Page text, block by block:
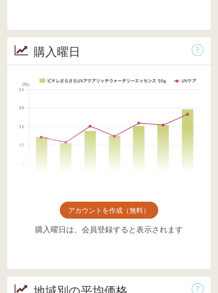
購入曜日
アカウントを作成（無料）
購入曜日は、会員登録すると表示されます